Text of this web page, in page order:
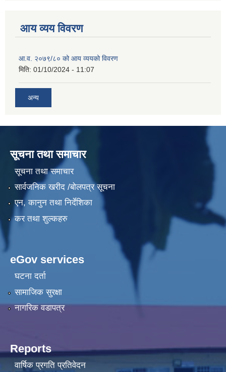
आय व्यय विवरण
आ.व. २०७९/८० को आय व्ययको विवरण
मिति: 01/10/2024 - 11:07
अन्य
सूचना तथा समाचार
सूचना तथा समाचार
सार्वजनिक खरीद /बोलपत्र सूचना
एन, कानुन तथा निर्देशिका
कर तथा शुल्कहरु
eGov services
घटना दर्ता
सामाजिक सुरक्षा
नागरिक वडापत्र
Reports
वार्षिक प्रगति प्रतिवेदन